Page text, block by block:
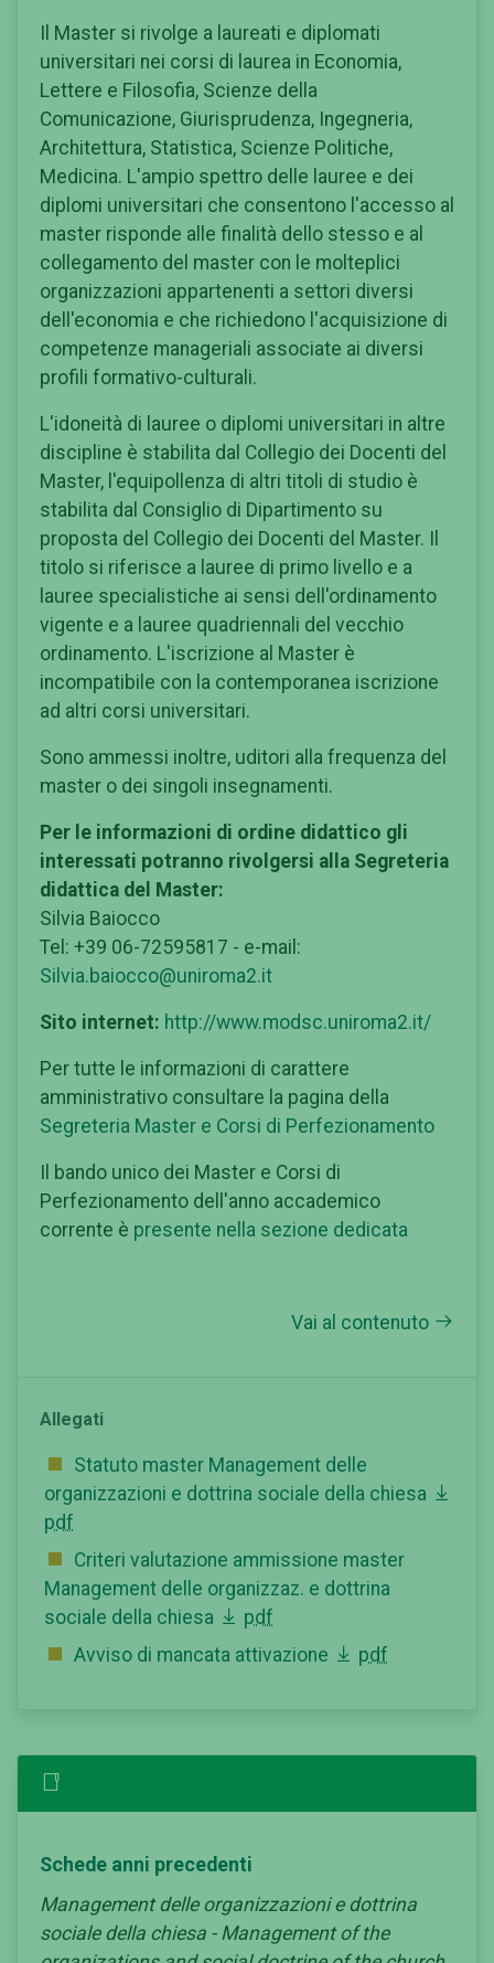
Il Master si rivolge a laureati e diplomati
universitari nei corsi di laurea in Economia,
Lettere e Filosofia, Scienze della
Comunicazione, Giurisprudenza, Ingegneria,
Architettura, Statistica, Scienze Politiche,
Medicina. L'ampio spettro delle lauree e dei
diplomi universitari che consentono l'accesso al
master risponde alle finalità dello stesso e al
collegamento del master con le molteplici
organizzazioni appartenenti a settori diversi
dell'economia e che richiedono l'acquisizione di
competenze manageriali associate ai diversi
profili formativo-culturali.
L'idoneità di lauree o diplomi universitari in altre
discipline è stabilita dal Collegio dei Docenti del
Master, l'equipollenza di altri titoli di studio è
stabilita dal Consiglio di Dipartimento su
proposta del Collegio dei Docenti del Master. Il
titolo si riferisce a lauree di primo livello e a
lauree specialistiche ai sensi dell'ordinamento
vigente e a lauree quadriennali del vecchio
ordinamento. L'iscrizione al Master è
incompatibile con la contemporanea iscrizione
ad altri corsi universitari.
Sono ammessi inoltre, uditori alla frequenza del
master o dei singoli insegnamenti.
Per le informazioni di ordine didattico gli
interessati potranno rivolgersi alla Segreteria
didattica del Master:
Silvia Baiocco
Tel: +39 06-72595817 - e-mail:
Silvia.baiocco@uniroma2.it
Sito internet: http://www.modsc.uniroma2.it/
Per tutte le informazioni di carattere
amministrativo consultare la pagina della
Segreteria Master e Corsi di Perfezionamento
Il bando unico dei Master e Corsi di
Perfezionamento dell'anno accademico
corrente è presente nella sezione dedicata
Vai al contenuto
Allegati
Statuto master Management delle
organizzazioni e dottrina sociale della chiesa
pdf
Criteri valutazione ammissione master
Management delle organizzaz. e dottrina
sociale della chiesa
pdf
Avviso di mancata attivazione
pdf
Schede anni precedenti
Management delle organizzazioni e dottrina
sociale della chiesa - Management of the